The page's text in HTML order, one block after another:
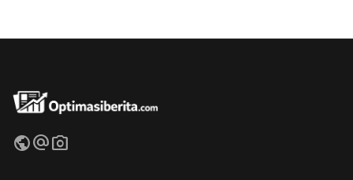
publicalternate_emailphoto_camera